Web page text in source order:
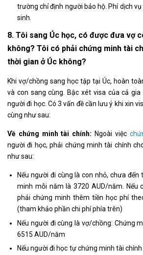
trường chỉ định người bảo hộ. Phí dịch
sinh.
8. Tôi sang Úc học, có được đưa vợ
không? Tôi có phải chứng minh tài
thời gian ở Úc không?
Khi vợ/chồng sang học tập tại Úc, hoàn
và con sang cùng. Bậc xét visa của cả
người đi học. Có 3 vấn đề cần lưu ý khi xin
cùng như sau:
Về chứng minh tài chính: Ngoài việc
người đi học, phải chứng minh tài chính
như sau:
Nếu người đi cùng là con nhỏ, chưa
minh mỗi năm là 3720 AUD/năm. Nếu
phải chứng minh thêm tiền học phí
(tham khảo phần chi phí phía trên)
Nếu người đi cùng là vợ/chồng: Chứng
6515 AUD/năm
Nếu người đi học tự chứng minh tài